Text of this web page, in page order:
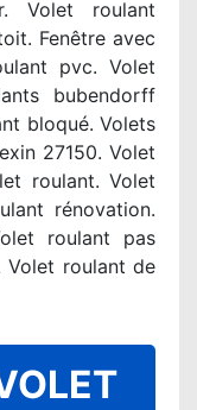
Volet roulant
Fenêtre avec
pvc. Volet
bubendorff
bloqué. Volets
27150. Volet
roulant. Volet
rénovation.
roulant pas
Volet roulant de